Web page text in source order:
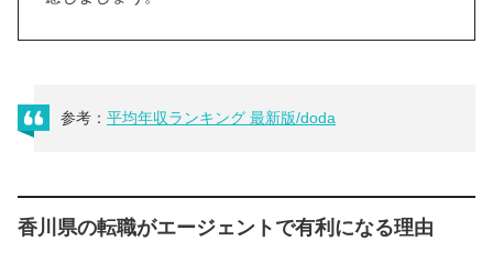
参考： 平均年収ランキング 最新版/doda
香川県の転職がエージェントで有利になる理由